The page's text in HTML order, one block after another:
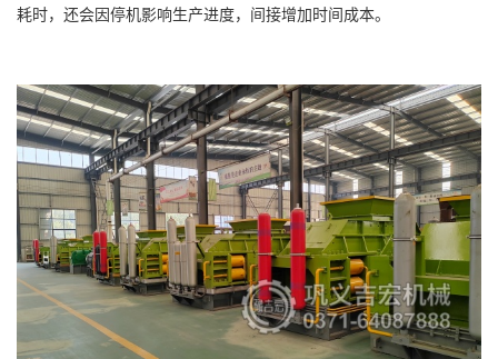
耗时，还会因停机影响生产进度，间接增加时间成本。